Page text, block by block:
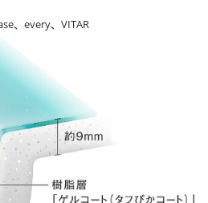
、every、VITAR